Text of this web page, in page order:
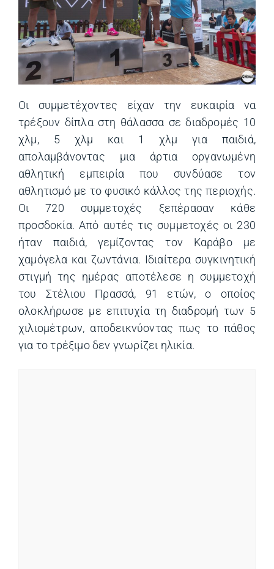
Οι συμμετέχοντες είχαν την ευκαιρία να
τρέξουν δίπλα στη θάλασσα σε διαδρομές 10
χλμ, 5 χλμ και 1 χλμ για παιδιά,
απολαμβάνοντας μια άρτια οργανωμένη
αθλητική εμπειρία που συνδύασε τον
αθλητισμό με το φυσικό κάλλος της περιοχής.
Οι 720 συμμετοχές ξεπέρασαν κάθε
προσδοκία. Από αυτές τις συμμετοχές οι 230
ήταν παιδιά, γεμίζοντας τον Καράβο με
χαμόγελα και ζωντάνια. Ιδιαίτερα συγκινητική
στιγμή της ημέρας αποτέλεσε η συμμετοχή
του Στέλιου Πρασσά, 91 ετών, ο οποίος
ολοκλήρωσε με επιτυχία τη διαδρομή των 5
χιλιομέτρων, αποδεικνύοντας πως το πάθος
για το τρέξιμο δεν γνωρίζει ηλικία.